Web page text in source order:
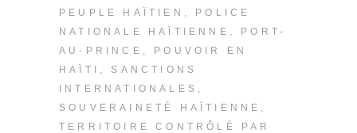
PEUPLE HAÏTIEN
POLICE
NATIONALE HAÏTIENNE
PORT-
AU-PRINCE
POUVOIR EN
HAÏTI
SANCTIONS
INTERNATIONALES
SOUVERAINETÉ HAÏTIENNE
TERRITOIRE CONTRÔLÉ PAR